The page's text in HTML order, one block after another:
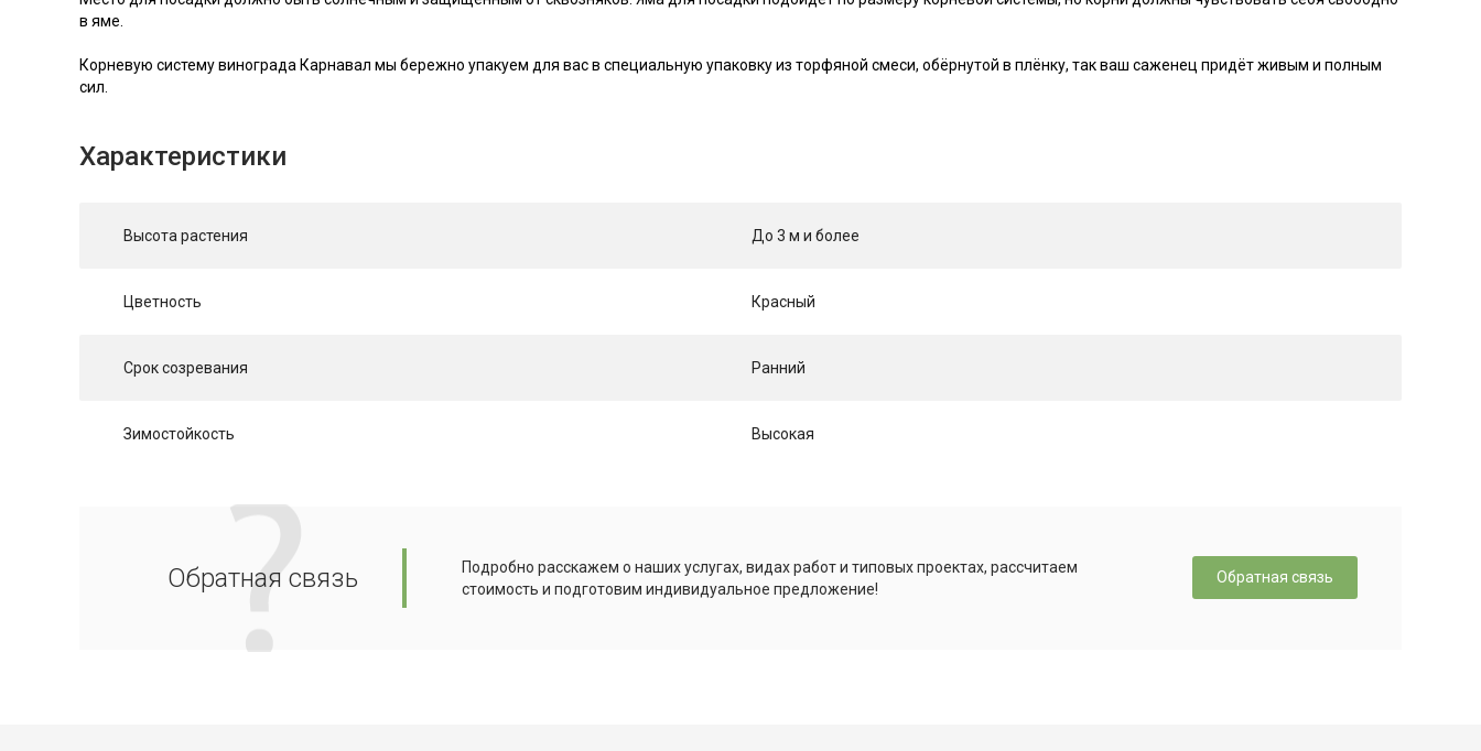
в яме.
Корневую систему винограда Карнавал мы бережно упакуем для вас в специальную упаковку из торфяной смеси, обёрнутой в плёнку, так ваш саженец придёт живым и полным
сил.
Характеристики
Высота растения До 3 м и более
Цветность Красный
Срок созревания Ранний
Зимостойкость Высокая
Обратная связь
Подробно расскажем о наших услугах, видах работ и типовых проектах, рассчитаем
стоимость и подготовим индивидуальное предложение!
Обратная связь